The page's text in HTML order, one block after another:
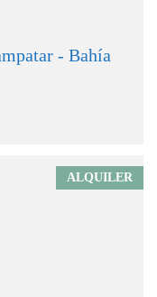
- Bahía
ALQUILER